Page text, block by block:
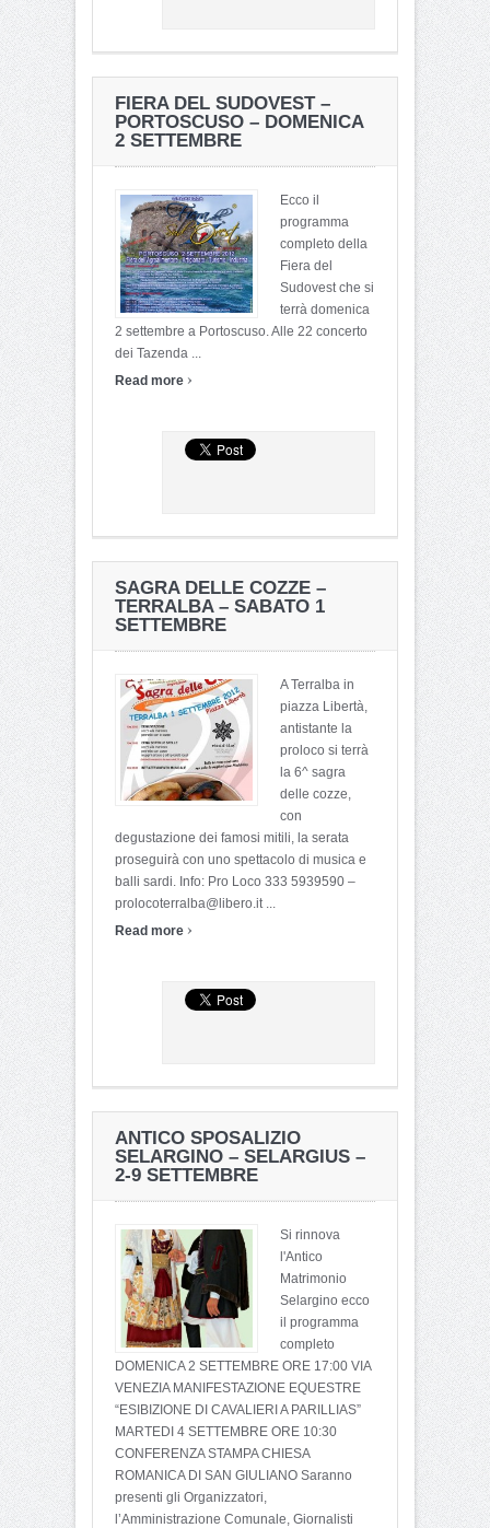
FIERA DEL SUDOVEST –
PORTOSCUSO – DOMENICA
2 SETTEMBRE
Ecco il
programma
completo della
Fiera del
Sudovest che si
terrà domenica
2 settembre a Portoscuso. Alle 22 concerto
dei Tazenda ...
Read more ›
SAGRA DELLE COZZE –
TERRALBA – SABATO 1
SETTEMBRE
A Terralba in
piazza Libertà,
antistante la
proloco si terrà
la 6^ sagra
delle cozze,
con
degustazione dei famosi mitili, la serata
proseguirà con uno spettacolo di musica e
balli sardi. Info: Pro Loco 333 5939590 –
prolocoterralba@libero.it ...
Read more ›
ANTICO SPOSALIZIO
SELARGINO – SELARGIUS –
2-9 SETTEMBRE
Si rinnova
l'Antico
Matrimonio
Selargino ecco
il programma
completo
DOMENICA 2 SETTEMBRE ORE 17:00 VIA
VENEZIA MANIFESTAZIONE EQUESTRE
“ESIBIZIONE DI CAVALIERI A PARILLIAS”
MARTEDI 4 SETTEMBRE ORE 10:30
CONFERENZA STAMPA CHIESA
ROMANICA DI SAN GIULIANO Saranno
presenti gli Organizzatori,
l’Amministrazione Comunale, Giornalisti